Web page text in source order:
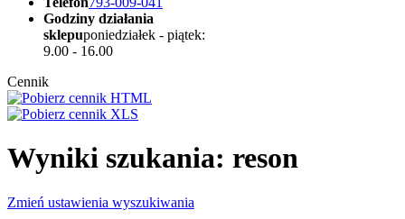
Godziny działania
sklepuponiedziałek - piątek:
9.00 - 16.00
Cennik
Wyniki szukania: reson
Zmień ustawienia wyszukiwania